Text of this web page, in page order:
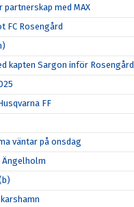
partnerskap med MAX
FC Rosengård
kapten Sargon inför Rosengård
FF
väntar på onsdag